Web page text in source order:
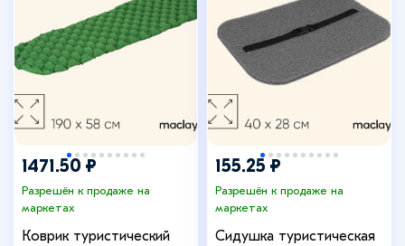
1471.50 ₽
Разрешён к продаже на
маркетах
Коврик туристический
155.25 ₽
Разрешён к продаже на
маркетах
Сидушка туристическая